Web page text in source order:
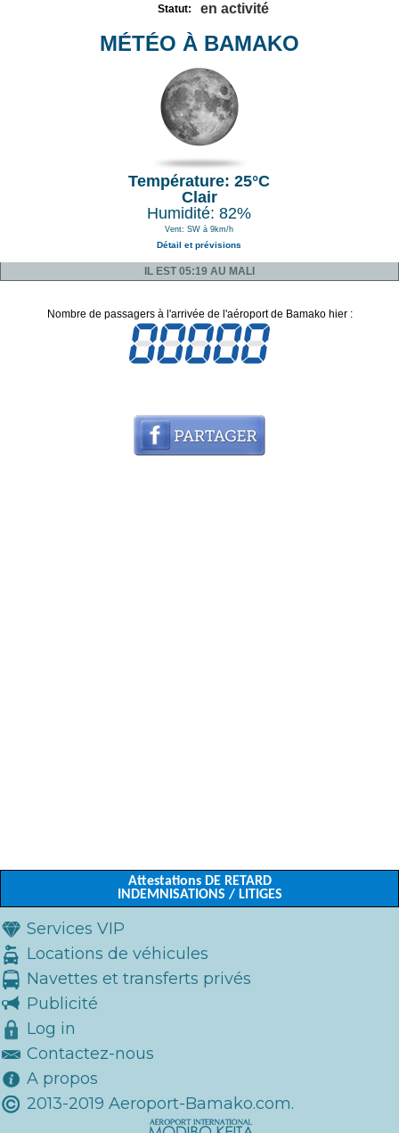
Statut: en activité
MÉTÉO À BAMAKO
Température: 25°C
Clair
Humidité: 82%
Vent: SW à 9km/h
Détail et prévisions
IL EST 05:19 AU MALI
Nombre de passagers à l'arrivée de l'aéroport de Bamako hier :
Attestations DE RETARD
INDEMNISATIONS / LITIGES
Services VIP
Locations de véhicules
Navettes et transferts privés
Publicité
Log in
Contactez-nous
A propos
2013-2019 Aeroport-Bamako.com.